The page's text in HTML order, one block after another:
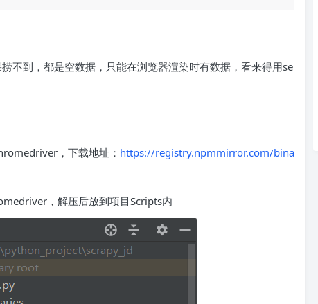
不到，都是空数据，只能在浏览器渲染时有数据，看来得用se
，下载地址： https://registry.npmmirror.com/bina
，解压后放到项目Scripts内